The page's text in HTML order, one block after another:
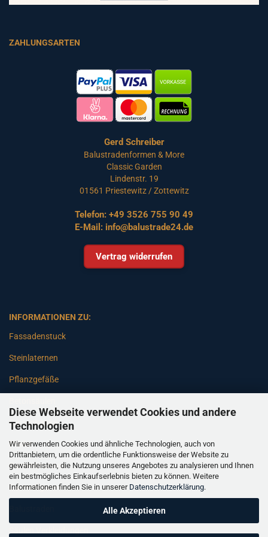
Diese Webseite verwendet Cookies und andere
Technologien
Wir verwenden Cookies und ähnliche Technologien, auch von
Drittanbietern, um die ordentliche Funktionsweise der Website zu
gewährleisten, die Nutzung unseres Angebotes zu analysieren und Ihnen
ein bestmögliches Einkaufserlebnis bieten zu können. Weitere
Informationen finden Sie in unserer Datenschutzerklärung.
Alle Akzeptieren
ZAHLUNGSARTEN
Gerd Schreiber
Balustradenformen & More
Classic Garden
Lindenstr. 19
01561 Priestewitz / Zottewitz
Telefon: +49 3526 755 90 49
E-Mail: info@balustrade24.de
Vertrag widerrufen
INFORMATIONEN ZU:
Fassadenstuck
Steinlaternen
Pflanzgefäße
Gartenbänke
Pfeiler
Gartenbrunnen
Gartenfiguren